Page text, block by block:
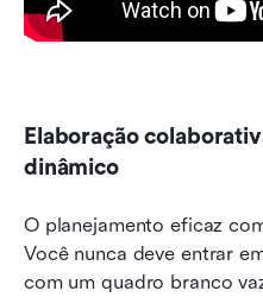
Elaboração
dinâmico
O planejamento eficaz
Você nunca deve entrar
com um quadro branco